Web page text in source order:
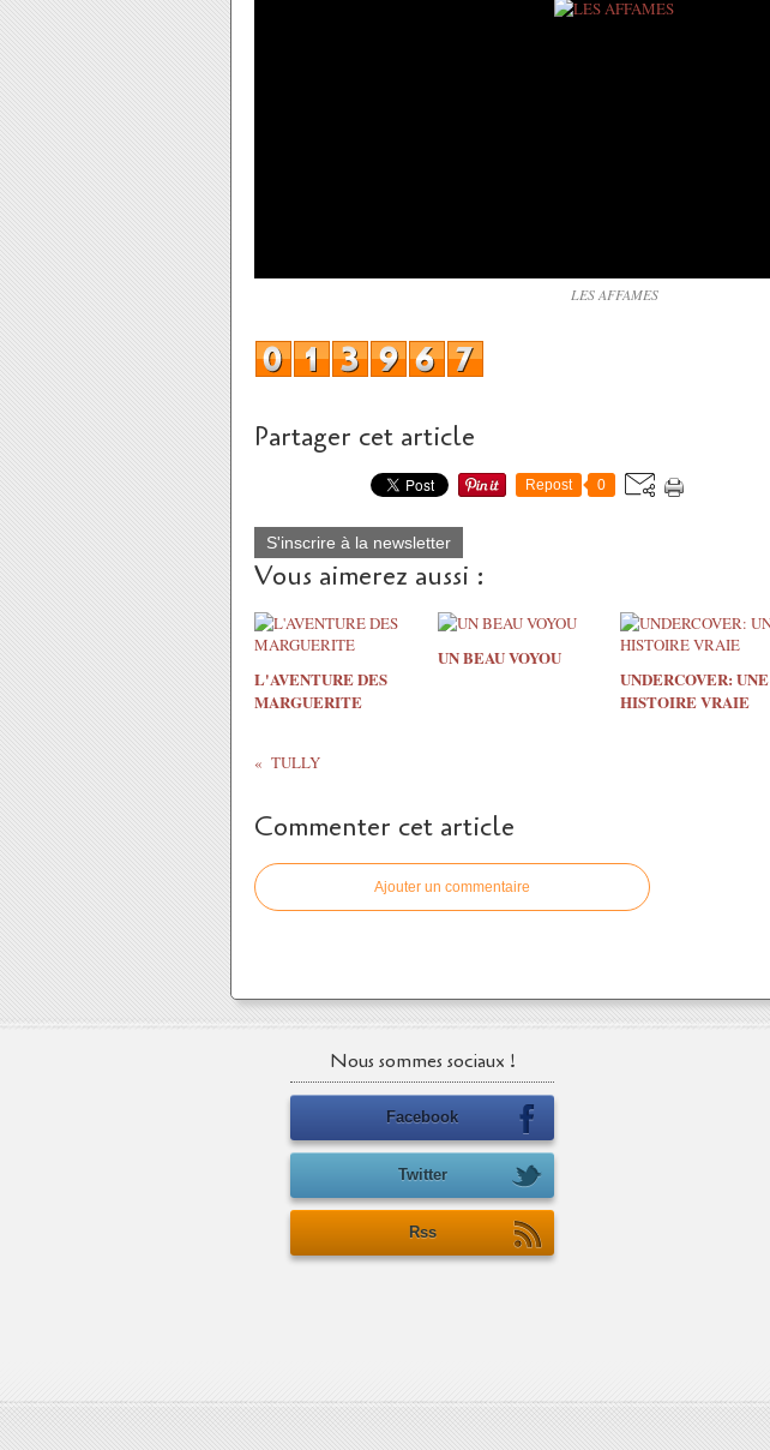
LES AFFAMES
Partager cet article
Repost 0
S'inscrire à la newsletter
Vous aimerez aussi :
L'AVENTURE DES
MARGUERITE
UN BEAU VOYOU
UNDERCOVER: UNE
HISTOIRE VRAIE
TULLY
Commenter cet article
Ajouter un commentaire
Nous sommes sociaux !
Facebook
Twitter
Rss